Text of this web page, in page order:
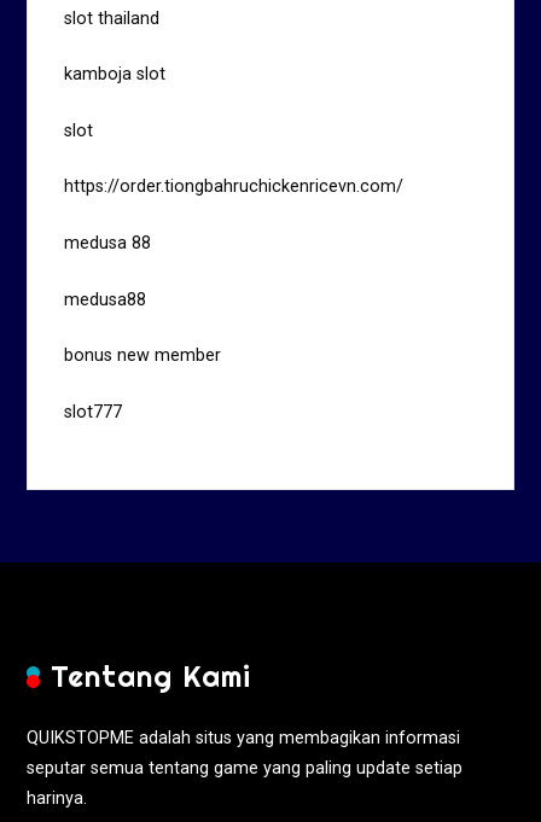
slot thailand
kamboja slot
slot
https://order.tiongbahruchickenricevn.com/
medusa 88
medusa88
bonus new member
slot777
Tentang Kami
QUIKSTOPME adalah situs yang membagikan informasi
seputar semua tentang game yang paling update setiap
harinya.